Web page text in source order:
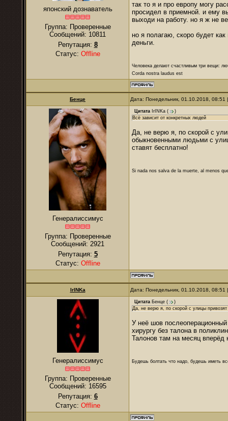
японский дознаватель
Группа: Проверенные
Сообщений: 10811
Репутация: 8
Статус: Offline
так то я и про европу могу
просидел в приемной. и ему
выходи на работу. но я ж не
но я полагаю, скоро будет
деньги.
Человека делают счастливым три вещи:
Corda nostra laudus est
Бенце Дата: Понедельник, 01.10.2018,
Генералиссимус
Группа: Проверенные
Сообщений: 2921
Репутация: 5
Статус: Offline
Цитата IrINKa (
)
Всё зависит от конкретных людей
Да, не верю я, по скорой с
обыкновенными людьми с
ставят бесплатно!
Si nada nos salva de la muerte, al menos
IrINKa Дата: Понедельник, 01.10.2018,
Генералиссимус
Группа: Проверенные
Сообщений: 16595
Репутация: 6
Статус: Offline
Цитата Бенце (
)
Да, не верю я, по скорой с улицы привозят
У неё шов
хирургу без талона в
Талонов там на месяц вперёд
Будешь болтать что надо, будешь иметь